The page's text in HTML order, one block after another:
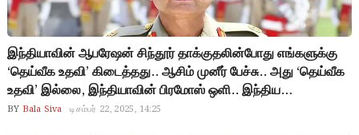
இந்தியாவின் ஆபரேஷன் சிந்தூர் தாக்குதலின்போது எங்களுக்கு
‘தெய்வீக உதவி’ கிடைத்தது.. ஆசிம் முனீர் பேச்சு.. அது ‘தெய்வீக
உதவி’ இல்லை, இந்தியாவின் பிரமோஸ் ஒளி.. இந்திய
நெட்டிசன்கள் கிண்டல்.. மதத்தின் பெயரில் மக்களை ஏமாற்றாமல்
BY Bala Siva டிசம்பர் 22, 2025, 14:25